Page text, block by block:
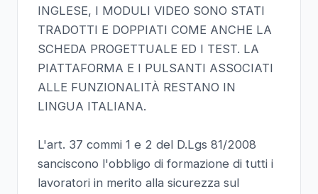
INGLESE, I MODULI VIDEO SONO STATI
TRADOTTI E DOPPIATI COME ANCHE LA
SCHEDA PROGETTUALE ED I TEST. LA
PIATTAFORMA E I PULSANTI ASSOCIATI
ALLE FUNZIONALITÀ RESTANO IN
LINGUA ITALIANA.
L'art. 37 commi 1 e 2 del D.Lgs 81/2008
sanciscono l'obbligo di formazione di tutti i
lavoratori in merito alla sicurezza sul